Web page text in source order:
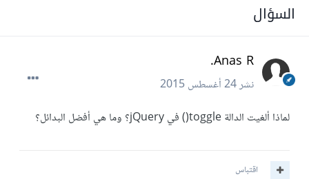
السؤال
Anas R.
نشر24 أغسطس 2015
لماذا ألغيت الدالة toggle() في jQuery؟ وما هي أفضل البدائل؟
اقتباس